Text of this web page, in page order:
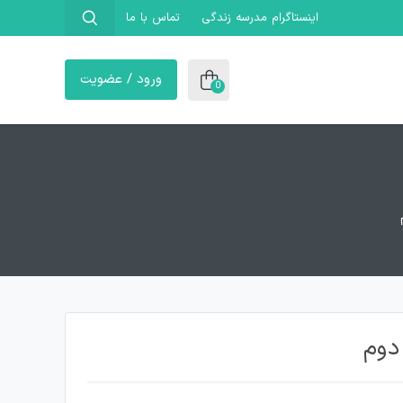
اینستاگرام مدرسه زندگی تماس با ما
0 ورود / عضویت